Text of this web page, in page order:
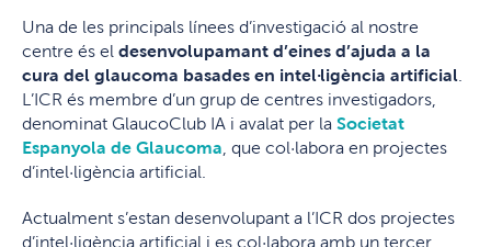
Una de les principals línees d’investigació al nostre
centre és el desenvolupamant d’eines d’ajuda a la
cura del glaucoma basades en intel·ligència artificial
L’ICR és membre d’un grup de centres investigadors,
denominat GlaucoClub IA i avalat per la Societat
Espanyola de Glaucoma , que col·labora en projectes
d’intel·ligència artificial.
Actualment s’estan desenvolupant a l’ICR dos projectes
d’intel·ligència artificial i es col·labora amb un tercer,